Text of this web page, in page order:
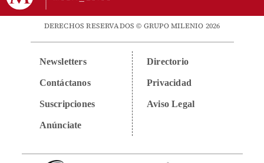
DERECHOS RESERVADOS © GRUPO MILENIO 2026
Newsletters
Contáctanos
Suscripciones
Anúnciate
Directorio
Privacidad
Aviso Legal